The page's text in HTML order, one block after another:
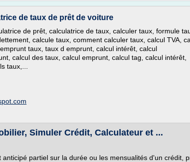
de taux de prêt de voiture
de prêt, calculatrice de taux, calculer taux, formule
calcule taux, comment calculer taux, calcul TVA,
taux, taux d emprunt, calcul intérêt, calcul
calcul des taux, calcul emprunt, calcul tag, calcul intérêt,
taux,...
Simuler Crédit, Calculateur et ...
partiel sur la durée ou les mensualités d'un crédit,